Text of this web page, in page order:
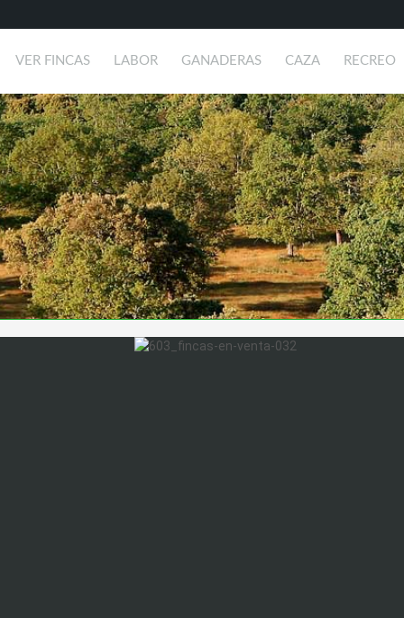
VER FINCAS LABOR GANADERAS CAZA RECREO